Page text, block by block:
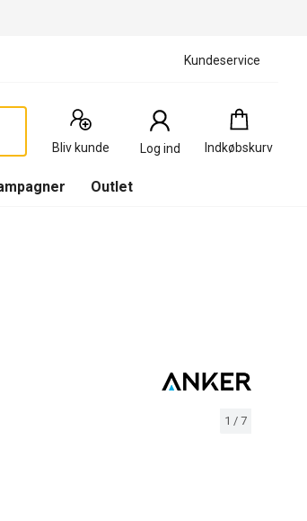
Kundeservice
Bliv kunde Log ind Indkøbskurv
Indkøbskurv
0
Produkter
Outlet
1 / 7